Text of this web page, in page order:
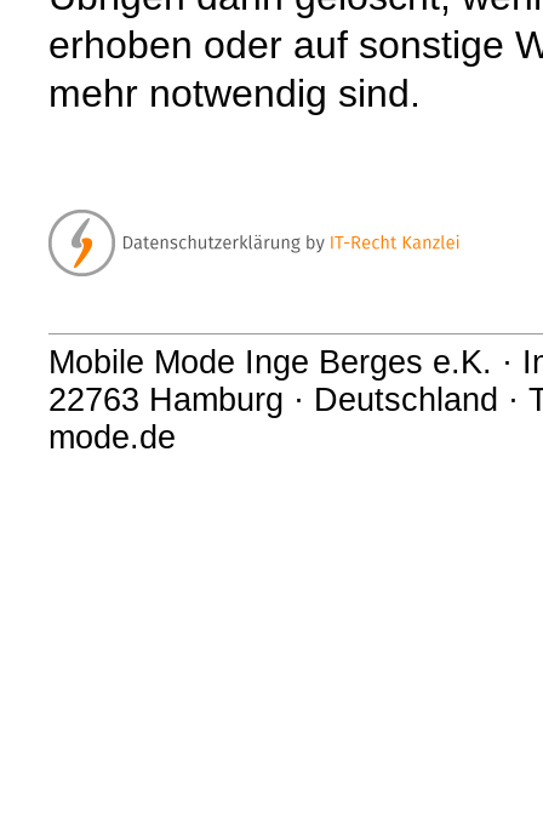
erhoben oder auf sonstige
mehr notwendig sind.
Mobile Mode Inge Berges e.K. ·
22763 Hamburg · Deutschland ·
mode.de